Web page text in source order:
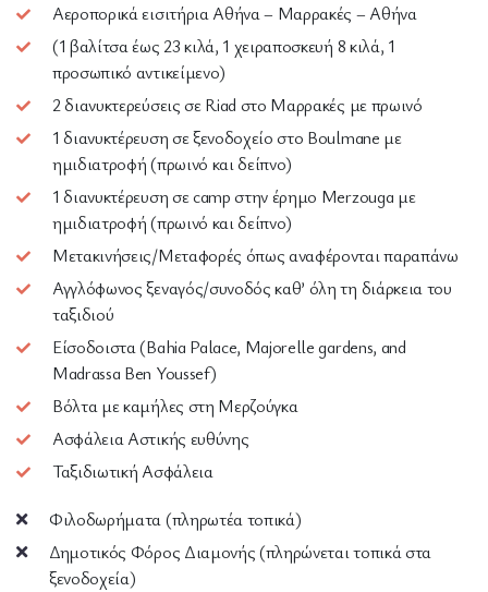
Αεροπορικά εισιτήρια Αθήνα – Μαρρακές – Αθήνα
(1 βαλίτσα έως 23 κιλά, 1 χειραποσκευή 8 κιλά, 1
προσωπικό αντικείμενο)
2 διανυκτερεύσεις σε Riad στο Μαρρακές με πρωινό
1 διανυκτέρευση σε ξενοδοχείο στο Boulmane με
ημιδιατροφή (πρωινό και δείπνο)
1 διανυκτέρευση σε camp στην έρημο Merzouga με
ημιδιατροφή (πρωινό και δείπνο)
Μετακινήσεις/Μεταφορές όπως αναφέρονται παραπάνω
Αγγλόφωνος ξεναγός/συνοδός καθ’ όλη τη διάρκεια του
ταξιδιού
Είσοδοιστα (Bahia Palace, Majorelle gardens, and
Madrassa Ben Youssef)
Βόλτα με καμήλες στη Μερζούγκα
Ασφάλεια Αστικής ευθύνης
Ταξιδιωτική Ασφάλεια
Φιλοδωρήματα (πληρωτέα τοπικά)
Δημοτικός Φόρος Διαμονής (πληρώνεται τοπικά στα
ξενοδοχεία)